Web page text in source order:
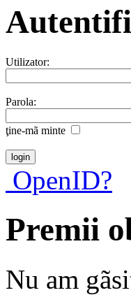
Utilizator:
Parola:
ţine-mã minte
OpenID?
Premii
Nu am